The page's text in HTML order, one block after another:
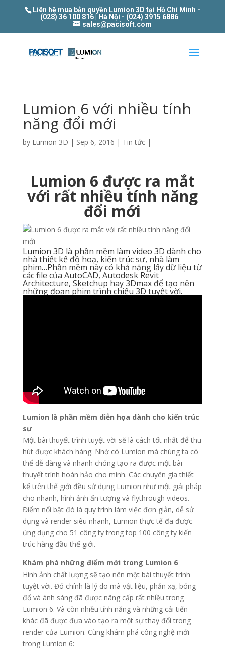
Liên hệ mua bản quyền Lumion 3D tại Hồ Chí Minh -
(028) 36 100 816 | Hà Nội - (024) 3915 6886
sales@pacisoft.com
Lumion 6 với nhiều tính
năng đổi mới
by Lumion 3D | Sep 6, 2016 | Tin tức|
Lumion 6 được ra mắt
với rất nhiều tính năng
đổi mới
Lumion 3D là phần mềm làm video 3D dành cho
nhà thiết kế đồ hoạ, kiến trúc sư, nhà làm
phim…Phần mềm này có khả năng lấy dữ liệu từ
các file của AutoCAD, Autodesk Revit
Architecture, Sketchup hay 3Dmax để tạo nên
những đoạn phim trình chiếu 3D tuyệt vời.
Lumion là phần mềm diễn họa dành cho kiến trúc
sư
Một bài thuyết trình tuyệt vời sẽ là cách tốt nhất để thu
hút được khách hàng. Nhờ có Lumion mà chúng ta có
thể dễ dàng và nhanh chóng tạo ra được một bài
thuyết trình hoàn hảo cho mình. Các chuyên gia thiết
kế trên thế giới đều sử dụng Lumion như một giải pháp
cho nhanh, hình ảnh ấn tượng và flythrough videos.
Điểm nổi bật đó là quy trình làm việc đơn giản, dễ sử
dụng và render siêu nhanh, Lumion thực tế đã được
ứng dụng cho 51 công ty trong top 100 công ty kiến
trúc hàng đầu thế giới.
Khám phá những điểm mới trong Lumion 6
Hình ảnh chất lượng sẽ tạo nên một bài thuyết trình
tuyệt vời. Đó chính là lý do mà vật liệu, phản xạ, bóng
đổ và ánh sáng đã được nâng cấp rất nhiều trong
Lumion 6. Và còn nhiều tính năng và những cải tiến
khác đã được đưa vào tạo ra một sự thay đổi trong
render của Lumion. Cùng khám phá công nghệ mới
trong Lumion 6: